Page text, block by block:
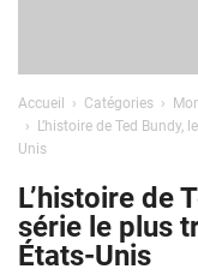
Accueil Catégories
L’histoire de Ted
Unis
L’histoire de
série le plus
États-Unis